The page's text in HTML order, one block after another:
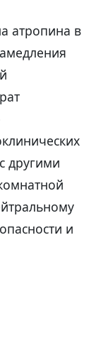
атропина в
другими
и